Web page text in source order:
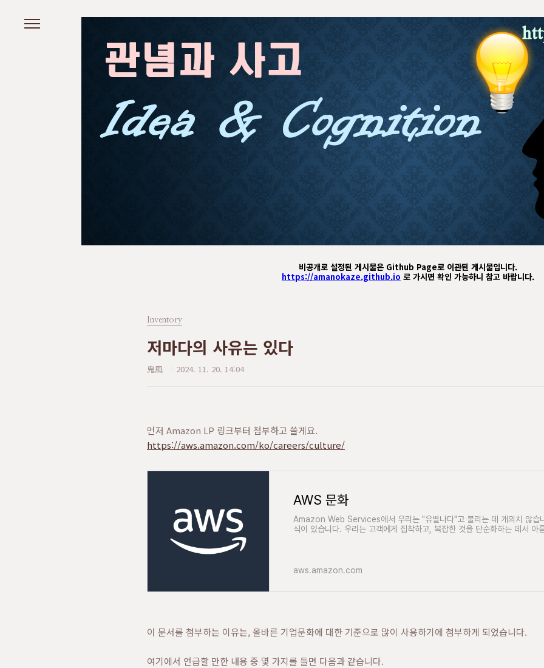
비공개로 설정된 게시물은 Github Page로 이관된 게시물입니다.
https://amanokaze.github.io 로 가시면 확인 가능하니 참고 바랍니다.
Inventory
저마다의 사유는 있다
鬼風 2024. 11. 20. 14:04
먼저 Amazon LP 링크부터 첨부하고 쓸게요.
https://aws.amazon.com/ko/careers/culture/
AWS 문화
Amazon Web Services에서 우리는 "유별나다"고 불리는 데 개의치 않습
식이 있습니다. 우리는 고객에게 집착하고, 복잡한 것을 단순화하는 데서 아
aws.amazon.com
이 문서를 첨부하는 이유는, 올바른 기업문화에 대한 기준으로 많이 사용하기에 첨부하게 되었습니다.
여기에서 언급할 만한 내용 중 몇 가지를 들면 다음과 같습니다.